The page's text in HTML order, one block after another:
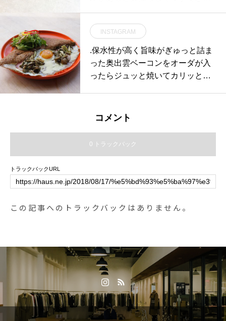
d skirt#skirt#LIGHTWEIGHT WOO
L#bottleneck#knit#laceup shoes#l
eathershoes#革靴#hausmatsue #
島根#松江
変化と共にすてきな色になりそう
なローファーです。やわらかめな
シボも傷つきにくく柔らかくて気
持ちいい。そろそろ秋の靴、始め
Barcelona#Spain##革靴#ローファ
江
INSTAGRAM
.保水性が高く旨味がぎゅっと詰ま
った奥出雲ベーコンをオーダが入
ったらジュッと焼いてカリッとジ
たキノコをたっぷりベーコンの上
AUS#hausmatsue#haus_matsue#
galette#crepe#ガレット#クレープ
コメント
0 トラックバック
トラックバックURL
この記事へのトラックバックはありません。